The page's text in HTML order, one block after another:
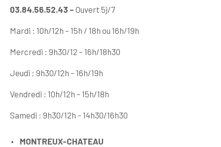
03.84.56.52.43 – Ouvert 5j/7
Mardi : 10h/12h – 15h / 18h ou 16h/19h
Mercredi : 9h30/12 – 16h/18h30
Jeudi : 9h30/12h – 16h/19h
Vendredi : 10h/12h – 15h/18h
Samedi : 9h30/12h – 14h30/16h30
MONTREUX-CHATEAU